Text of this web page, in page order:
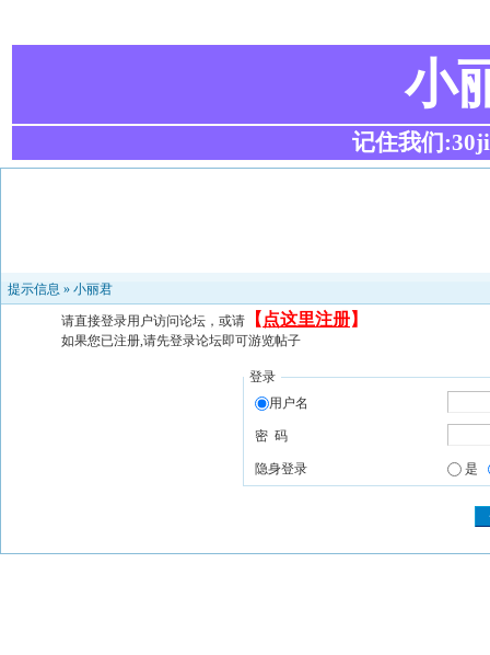
小
记住我们
提示信息 » 小丽君
请直接登录用户访问论坛，或请 【 点这里注册】
如果您已注册,请先登录论坛即可游览帖子
登录
用户名
密 码
隐身登录 是